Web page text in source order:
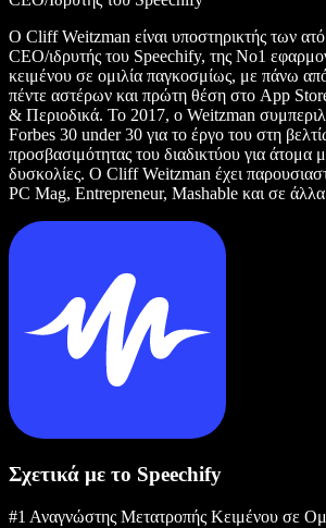
Ο Cliff Weitzman είναι υποστηρικτής των
CEO/ιδρυτής του Speechify, της Νο1
κειμένου σε ομιλία παγκοσμίως, με πάνω
πέντε αστέρων και πρώτη θέση στο App
& Περιοδικά. Το 2017, ο Weitzman
Forbes 30 under 30 για το έργο του στη
προσβασιμότητας του διαδικτύου για άτομα
δυσκολίες. Ο Cliff Weitzman έχει
PC Mag, Entrepreneur, Mashable και σε
Σχετικά με το Speechify
#1 Αναγνώστης Μετατροπής Κειμένου σε